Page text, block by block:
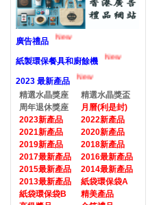
廣告禮品 New
紙製環保餐具和廚餘機 New
2023 最新產品
New
精選水晶獎座
精選水晶獎盃
周年退休獎座
月曆(利是封)
2023新產品
2022新產品
2021新產品
2020新產品
2019新產品
2018新產品
2017最新產品
2016最新產品
2015最新產品
2014最新產品
2013最新產品
紙袋環保袋A
紙袋環保袋B
精美產品